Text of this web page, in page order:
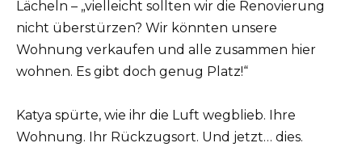
Lächeln – „vielleicht sollten wir die Renovierung
nicht überstürzen? Wir könnten unsere
Wohnung verkaufen und alle zusammen hier
wohnen. Es gibt doch genug Platz!“
Katya spürte, wie ihr die Luft wegblieb. Ihre
Wohnung. Ihr Rückzugsort. Und jetzt… dies.